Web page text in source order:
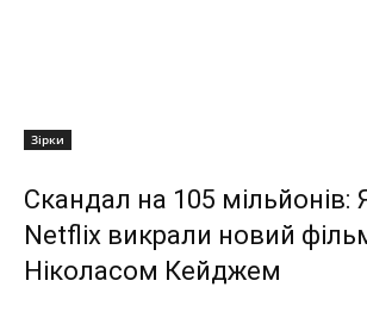
Зірки
Скандал на 105 мільйонів:
Netflix викрали новий
Ніколасом Кейджем